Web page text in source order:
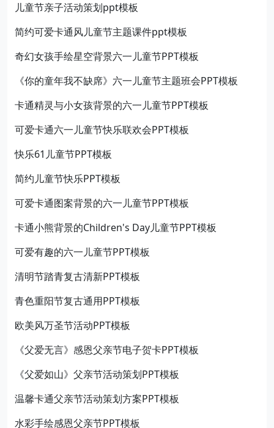
儿童节亲子活动策划ppt模板
简约可爱卡通风儿童节主题课件ppt模板
奇幻女孩手绘星空背景六一儿童节PPT模板
《你的童年我不缺席》六一儿童节主题班会PPT模板
卡通精灵与小女孩背景的六一儿童节PPT模板
可爱卡通六一儿童节快乐联欢会PPT模板
快乐61儿童节PPT模板
简约儿童节快乐PPT模板
可爱卡通图案背景的六一儿童节PPT模板
卡通小熊背景的Children's Day儿童节PPT模板
可爱有趣的六一儿童节PPT模板
清明节踏青复古清新PPT模板
青色重阳节复古通用PPT模板
欧美风万圣节活动PPT模板
《父爱无言》感恩父亲节电子贺卡PPT模板
《父爱如山》父亲节活动策划PPT模板
温馨卡通父亲节活动策划方案PPT模板
水彩手绘感恩父亲节PPT模板